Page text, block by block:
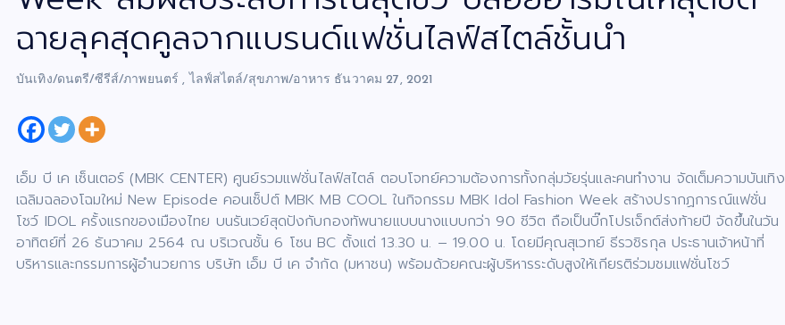
ฉายลุคสุดคูลจากแบรนด์แฟชั่นไลฟ์สไตล์ชั้นนำ
บันเทิง/ดนตรี/ซีรีส์/ภาพยนตร์ , ไลฟ์สไตล์/สุขภาพ/อาหาร ธันวาคม 27, 2021
เอ็ม บี เค เซ็นเตอร์ (MBK CENTER) ศูนย์รวมแฟชั่นไลฟ์สไตล์ ตอบโจทย์ความต้องการทั้งกลุ่มวัยรุ่นและคนทำงาน จัดเต็มความบันเทิง
เฉลิมฉลองโฉมใหม่ New Episode คอนเซ็ปต์ MBK MB COOL ในกิจกรรม MBK Idol Fashion Week สร้างปรากฏการณ์แฟชั่น
โชว์ IDOL ครั้งแรกของเมืองไทย บนรันเวย์สุดปังกับกองทัพนายแบบนางแบบกว่า 90 ชีวิต ถือเป็นบิ๊กโปรเจ็กต์ส่งท้ายปี จัดขึ้นในวัน
อาทิตย์ที่ 26 ธันวาคม 2564 ณ บริเวณชั้น 6 โซน BC ตั้งแต่ 13.30 น. – 19.00 น. โดยมีคุณสุเวทย์ ธีรวชิรกุล ประธานเจ้าหน้าที่
บริหารและกรรมการผู้อำนวยการ บริษัท เอ็ม บี เค จำกัด (มหาชน) พร้อมด้วยคณะผู้บริหารระดับสูงให้เกียรติร่วมชมแฟชั่นโชว์